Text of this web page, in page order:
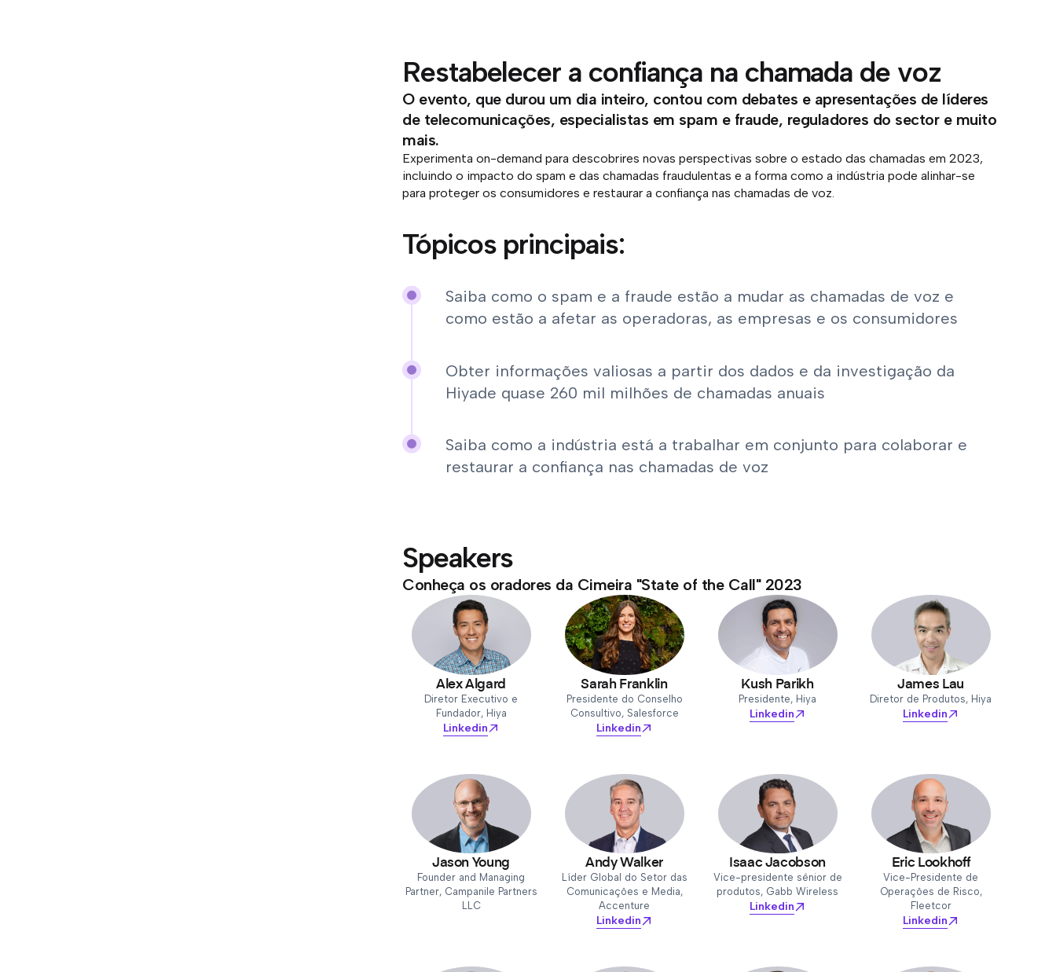
Restabelecer a confiança na chamada de voz
O evento, que durou um dia inteiro, contou com debates e apresentações de líderes
de telecomunicações, especialistas em spam e fraude, reguladores do sector e muito
mais.
Experimenta on-demand para descobrires novas perspectivas sobre o estado das chamadas em 2023,
incluindo o impacto do spam e das chamadas fraudulentas e a forma como a indústria pode alinhar-se
para proteger os consumidores e restaurar a confiança nas chamadas de voz.
Tópicos principais:
Saiba como o spam e a fraude estão a mudar as chamadas de voz e
como estão a afetar as operadoras, as empresas e os consumidores
Obter informações valiosas a partir dos dados e da investigação da
Hiyade quase 260 mil milhões de chamadas anuais
Saiba como a indústria está a trabalhar em conjunto para colaborar e
restaurar a confiança nas chamadas de voz
Speakers
Conheça os oradores da Cimeira "State of the Call" 2023
Alex Algard
Diretor Executivo e
Fundador, Hiya
Linkedin
Sarah Franklin
Presidente do Conselho
Consultivo, Salesforce
Linkedin
Kush Parikh
Presidente, Hiya
Linkedin
James Lau
Diretor de Produtos, Hiya
Linkedin
Jason Young
Founder and Managing
Partner, Campanile Partners
LLC
Andy Walker
Líder Global do Setor das
Comunicações e Media,
Accenture
Linkedin
Isaac Jacobson
Vice-presidente sênior de
produtos, Gabb Wireless
Linkedin
Eric Lookhoff
Vice-Presidente de
Operações de Risco,
Fleetcor
Linkedin